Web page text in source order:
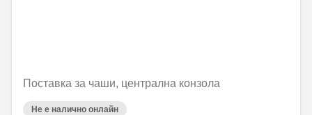
Поставка за чаши, централна конзола
Не е налично онлайн